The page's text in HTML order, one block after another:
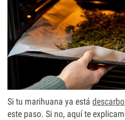
Si tu marihuana ya está
este paso. Si no, aquí te